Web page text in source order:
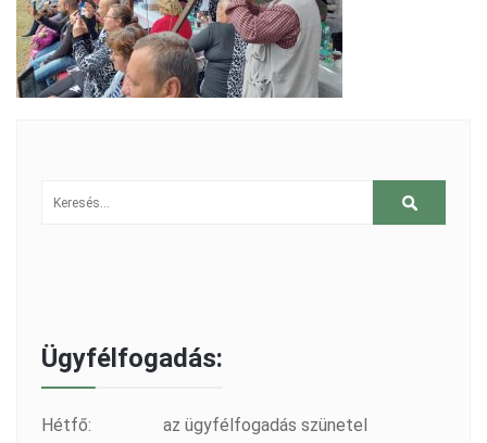
Ügyfélfogadás:
Hétfő:
az ügyfélfogadás szünetel